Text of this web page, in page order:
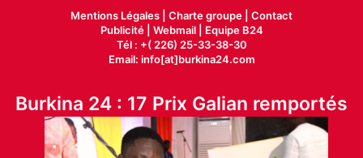
Mentions Légales | Charte groupe | Contact
Publicité| Webmail |
Equipe B24
Tél : +( 226) 25-33-38-30
Email: info[at]burkina24.com
Burkina 24 : 17 Prix Galian remportés